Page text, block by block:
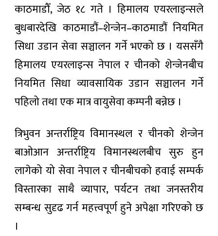
१०० वर्ष
पुरानो
ऐतिहासिक
गलकोट
दरबारमा
मल्लकालीन
आकर्षण,
एकै वर्षमा
भित्रिए २०
हजार
पर्यटक
चलचित्र
‘झिँगेदाउ–
२’ को
टिजर
सार्वजनिक
बैठक
लागि स्थगित
२ घण्टा अगाडी
वीरगन्ज
नाकाबाट
ग्यास
आयात
बढ्यो,
काठमाडौँ, जेठ १८ गते । हिमालय एयरलाइन्सले
बुधबारदेखि काठमाडौं–शेन्जेन–काठमाडौं नियमित
सिधा उडान सेवा सञ्चालन गर्ने भएको छ । यससँगै
हिमालय एयरलाइन्स नेपाल र चीनको शेन्जेनबीच
नियमित सिधा व्यावसायिक उडान सञ्चालन गर्ने
पहिलो तथा एक मात्र वायुसेवा कम्पनी बन्नेछ ।
त्रिभुवन अन्तर्राष्ट्रिय विमानस्थल र चीनको शेन्जेन
बाओआन अन्तर्राष्ट्रिय विमानस्थलबीच सुरु हुन
लागेको यो सेवा नेपाल र चीनबीचको हवाई सम्पर्क
विस्तारका साथै व्यापार, पर्यटन तथा जनस्तरीय
सम्बन्ध सुदृढ गर्न महत्त्वपूर्ण हुने अपेक्षा गरिएको छ
।